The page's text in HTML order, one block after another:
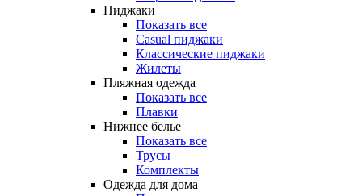
Пиджаки
Показать все
Casual пиджаки
Классические пиджаки
Жилеты
Пляжная одежда
Показать все
Плавки
Нижнее белье
Показать все
Трусы
Комплекты
Одежда для дома